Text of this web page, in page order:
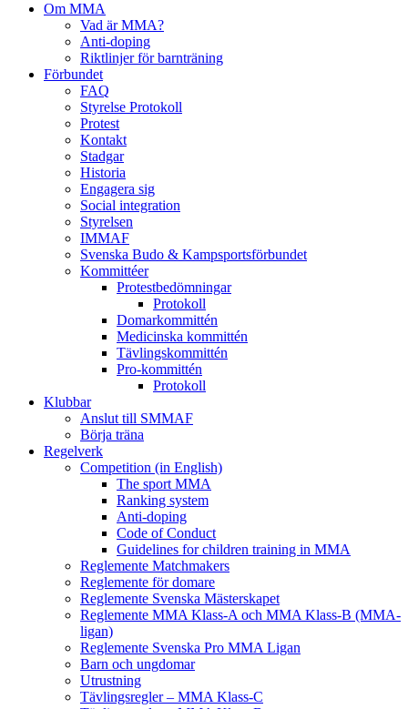
Om MMA
Vad är MMA?
Anti-doping
Riktlinjer för barnträning
Förbundet
FAQ
Styrelse Protokoll
Protest
Kontakt
Stadgar
Historia
Engagera sig
Social integration
Styrelsen
IMMAF
Svenska Budo & Kampsportsförbundet
Kommittéer
Protestbedömningar
Protokoll
Domarkommittén
Medicinska kommittén
Tävlingskommittén
Pro-kommittén
Protokoll
Klubbar
Anslut till SMMAF
Börja träna
Regelverk
Competition (in English)
The sport MMA
Ranking system
Anti-doping
Code of Conduct
Guidelines for children training in MMA
Reglemente Matchmakers
Reglemente för domare
Reglemente Svenska Mästerskapet
Reglemente MMA Klass-A och MMA Klass-B (MMA-
ligan)
Reglemente Svenska Pro MMA Ligan
Barn och ungdomar
Utrustning
Tävlingsregler – MMA Klass-C